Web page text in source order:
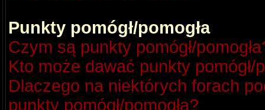
Punkty pomógł/pomogła
Czym są punkty pomógł/
Kto może dawać punkty pomógł/
Dlaczego na niektórych forach
punkty pomógł/pomogła?